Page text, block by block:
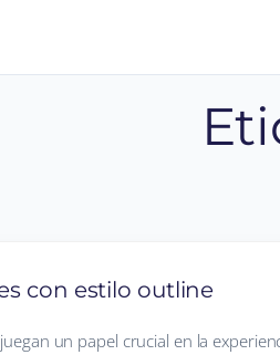
con estilo outline
un papel crucial en la